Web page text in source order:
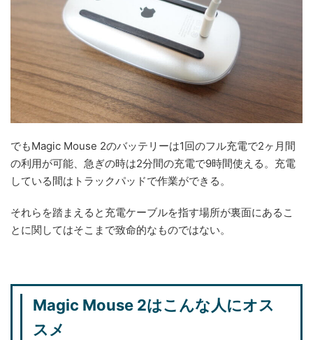
でもMagic Mouse 2のバッテリーは1回のフル充電で2ヶ月間
の利用が可能、急ぎの時は2分間の充電で9時間使える。充電
している間はトラックパッドで作業ができる。
それらを踏まえると充電ケーブルを指す場所が裏面にあるこ
とに関してはそこまで致命的なものではない。
Magic Mouse 2はこんな人にオス
スメ